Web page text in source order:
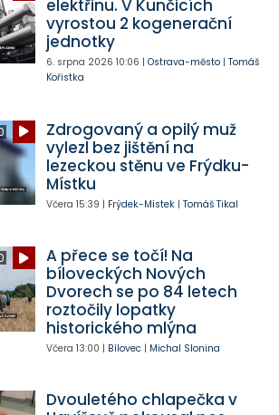
elektřinu. V Kunčicích
vyrostou 2 kogenerační
jednotky
6. srpna 2026 10:06 | Ostrava-město| Tomáš
Kořistka
Zdrogovaný a opilý muž
vylezl bez jištění na
lezeckou stěnu ve Frýdku-
Místku
Včera 15:39 | Frýdek-Místek| Tomáš Tikal
A přece se točí! Na
bíloveckých Nových
Dvorech se po 84 letech
roztočily lopatky
historického mlýna
Včera 13:00 | Bílovec| Michal Slonina
Dvouletého chlapečka v